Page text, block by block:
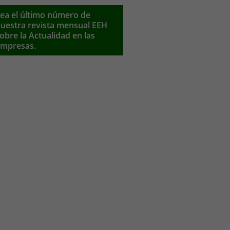
el último número de
revista mensual EEH
la Actualidad en las